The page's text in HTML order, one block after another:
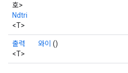
호>
Ndtri
<T>
출력
<T>
와이 ()